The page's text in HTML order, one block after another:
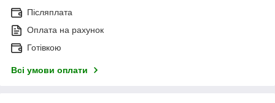
Післяплата
Оплата на рахунок
Готівкою
Всі умови оплати